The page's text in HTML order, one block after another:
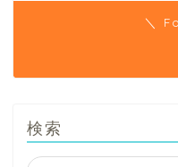
＼
検索